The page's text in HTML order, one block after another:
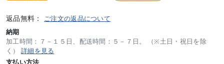
返品無料： ご注文の返品について
納期
加工時間：７－１５日、配送時間：５－７日。 （※土日・祝日を除
く） 詳細を見る
支払い方法